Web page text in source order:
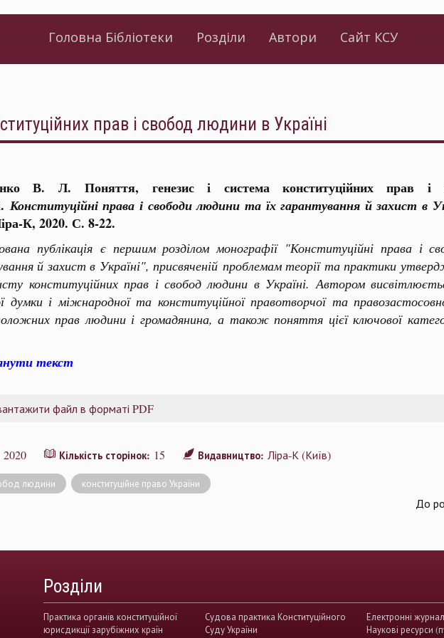
Головна Бібліотеки Розділи Автори Сайт КСУ
прав і свобод людини в Україні
В. Л. Поняття, генезис і система конституційних прав
Конституційні права і свободи людини та їх гарантування й захист в
К, 2020. С. 8-22.
публікація є першим розділом монографії "Конституційні права і
й захист в Україні", присвяченій проблемам теорії та практики
конституційних прав і свобод людини в Україні. Автором
думки і міжнародної та конституційної правотворчої та
прав людини і громадянина, а також поняття цієї ключової
текст
файл в форматі PDF
2020 Кількість сторінок: 15 Видавництво: Ліра-К (Київ)
людини конституційне право України
До
Розділи
Практика органів конституційної
юрисдикції зарубіжних країн
Судова практика Конституційного
Суду України
Електронні
Наукові ресурси